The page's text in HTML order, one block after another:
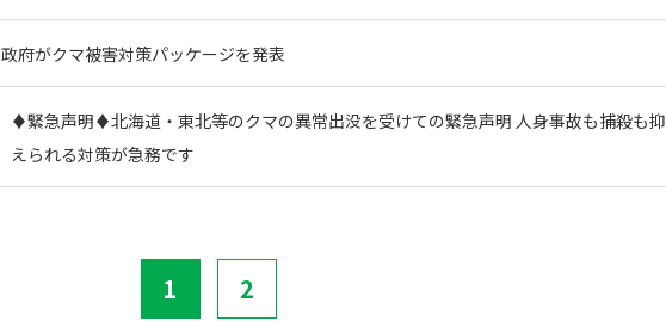
政府がクマ被害対策パッケージを発表
♦️緊急声明♦️北海道・東北等のクマの異常出没を受けての緊急声明 人身事故も捕殺も抑
えられる対策が急務です
1 2